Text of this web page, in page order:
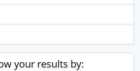
your results by: